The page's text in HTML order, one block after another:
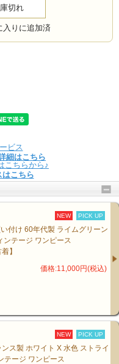
切れ
入りに追加済
細はこちら
はこちら
NEW PICK UP
付け 60年代製 ライムグリーン
ンテージ ワンピース
】
価格:11,000円(税込)
NEW PICK UP
ンス製 ホワイト X 水色 ストライ
テージ ワンピース